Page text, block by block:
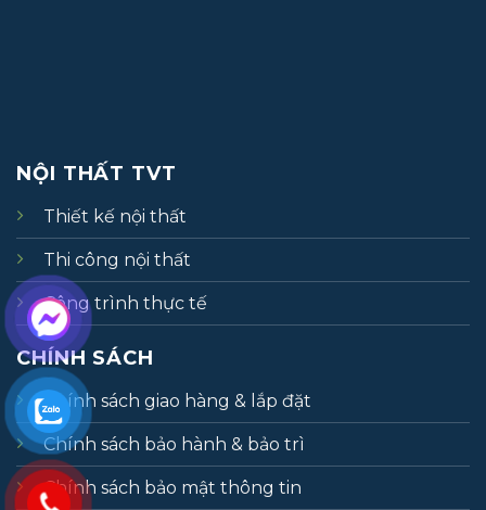
NỘI THẤT TVT
Thiết kế nội thất
Thi công nội thất
Công trình thực tế
CHÍNH SÁCH
Chính sách giao hàng & lắp đặt
Chính sách bảo hành & bảo trì
Chính sách bảo mật thông tin